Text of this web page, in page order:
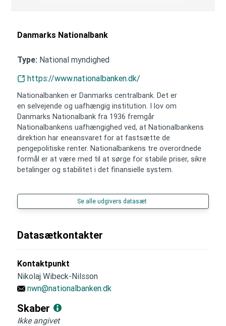
Danmarks Nationalbank
Type: National myndighed
https://www.nationalbanken.dk/
Nationalbanken er Danmarks centralbank. Det er
en selvejende og uafhængig institution. I lov om
Danmarks Nationalbank fra 1936 fremgår
Nationalbankens uafhængighed ved, at Nationalbankens
direktion har eneansvaret for at fastsætte de
pengepolitiske renter. Nationalbankens tre overordnede
formål er at være med til at sørge for stabile priser, sikre
betalinger og stabilitet i det finansielle system.
Se alle udgivers datasæt
Datasætkontakter
Kontaktpunkt
Nikolaj Wibeck-Nilsson
nwn@nationalbanken.dk
Skaber
Ikke angivet